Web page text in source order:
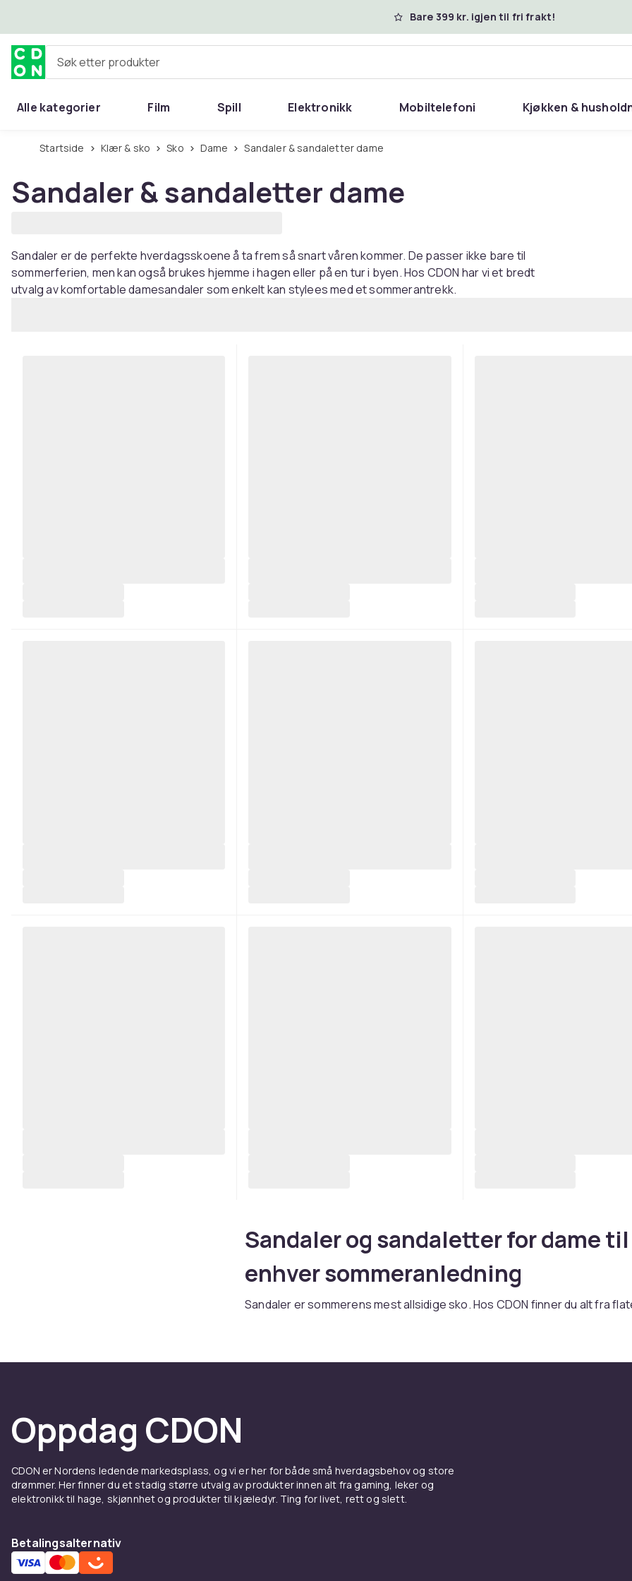
Bare 399 kr. igjen til fri frakt!
Søk etter produkter
Alle kategorier Film Spill Elektronikk Mobiltelefoni Kjøkken &
Startside Klær & sko Sko Dame Sandaler & sandaletter dame
Sandaler & sandaletter dame
Sandaler er de perfekte hverdagsskoene å ta frem så snart våren kommer. De passer ikke bare til
sommerferien, men kan også brukes hjemme i hagen eller på en tur i byen. Hos CDON har vi et bredt
utvalg av komfortable damesandaler som enkelt kan stylees med et sommerantrekk.
Sandaler og sandaletter for dame til
enhver sommeranledning
Sandaler er sommerens mest allsidige sko. Hos CDON finner du alt fra
Sandaletter med hæl til festlige
anledninger
Oppdag CDON
CDON er Nordens ledende markedsplass, og vi er her for både små hverdagsbehov og store
drømmer. Her finner du et stadig større utvalg av produkter innen alt fra gaming, leker og
elektronikk til hage, skjønnhet og produkter til kjæledyr. Ting for livet, rett og slett.
Betalingsalternativ